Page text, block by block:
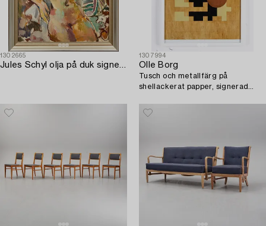
1302665 1307994
Olle Borg
Tusch och metallfärg på
shellackerat papper, signerad